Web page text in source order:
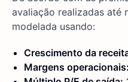
avaliação realizadas até
modelada usando:
Crescimento da
Margens operacionais: